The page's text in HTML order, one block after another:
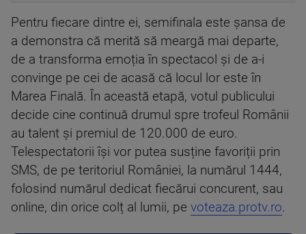
Pentru fiecare dintre ei, semifinala este șansa de
a demonstra că merită să meargă mai departe,
de a transforma emoția în spectacol și de a-i
convinge pe cei de acasă că locul lor este în
Marea Finală. În această etapă, votul publicului
decide cine continuă drumul spre trofeul Românii
au talent și premiul de 120.000 de euro.
Telespectatorii își vor putea susține favoriții prin
SMS, de pe teritoriul României, la numărul 1444,
folosind numărul dedicat fiecărui concurent, sau
online, din orice colț al lumii, pe voteaza.protv.ro.